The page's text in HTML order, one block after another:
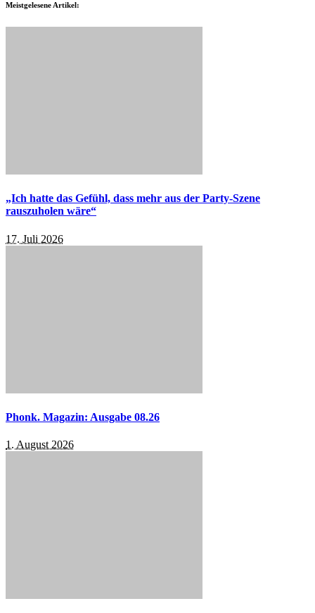
Meistgelesene Artikel:
„Ich hatte das Gefühl, dass mehr aus der Party-Szene
rauszuholen wäre“
17. Juli 2026
Phonk. Magazin: Ausgabe 08.26
1. August 2026